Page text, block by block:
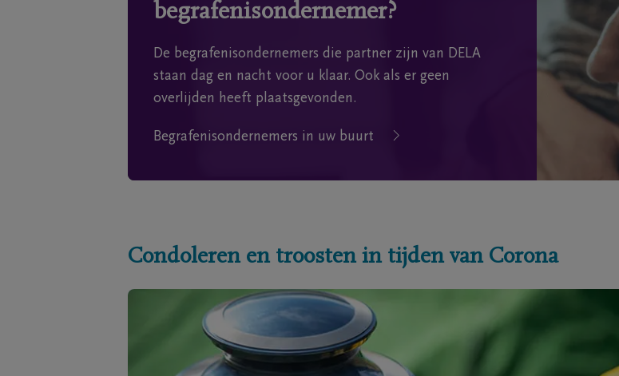
begrafenisondernemer?
De begrafenisondernemers die partner zijn van DELA
staan dag en nacht voor u klaar. Ook als er geen
overlijden heeft plaatsgevonden.
Begrafenisondernemers in uw buurt
Condoleren en troosten in tijden van Corona